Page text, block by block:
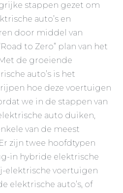
stappen gezet om
auto’s en
door middel van
to Zero” plan van het
de groeiende
auto’s is het
hoe deze voertuigen
we in de stappen van
auto duiken,
van de meest
zijn twee hoofdtypen
in hybride elektrische
elektrische voertuigen
elektrische auto’s, of